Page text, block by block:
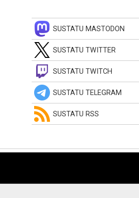
SUSTATU MASTODON
SUSTATU TWITTER
SUSTATU TWITCH
SUSTATU TELEGRAM
SUSTATU RSS